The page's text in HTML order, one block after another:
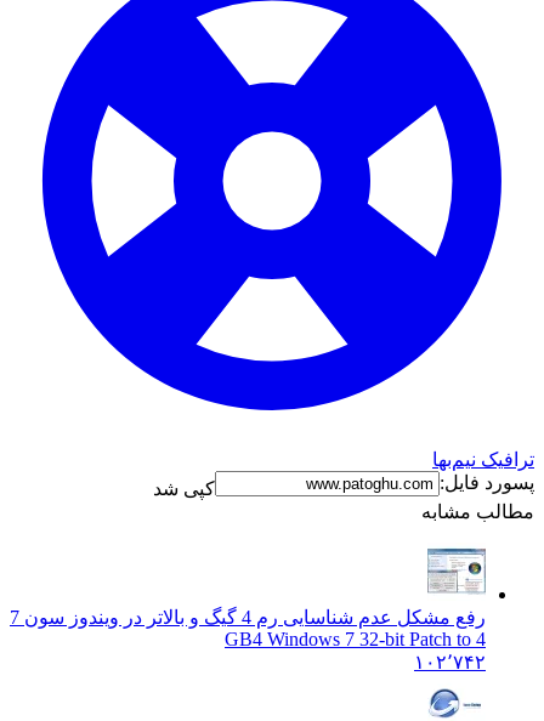
ترافیک نیم‌بها
پسورد فایل:
کپی شد
مطالب مشابه
رفع مشکل عدم شناسایی رم 4 گیگ و بالاتر در ویندوز سون 7
4 GB
4 Windows 7 32-bit Patch to
۱۰۲٬۷۴۲